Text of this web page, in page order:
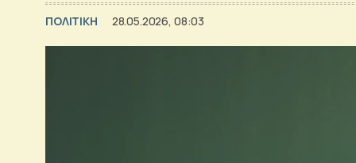
ΠΟΛΙΤΙΚΗ 28.05.2026, 08:03